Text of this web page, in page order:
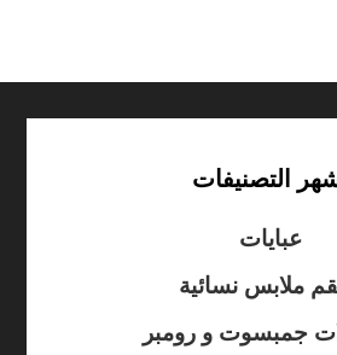
التصنيفات
عبايات
ملابس نسائية
جمبسوت و رومبر